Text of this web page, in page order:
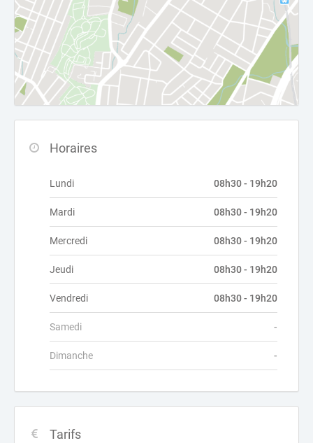
Horaires
Lundi 08h30 - 19h20
Mardi 08h30 - 19h20
Mercredi 08h30 - 19h20
Jeudi 08h30 - 19h20
Vendredi 08h30 - 19h20
Samedi -
Dimanche -
Tarifs